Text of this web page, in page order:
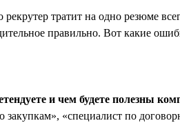
тратит на одно резюме
правильно. Вот какие
и чем будете полезны
закупкам», «специалист по